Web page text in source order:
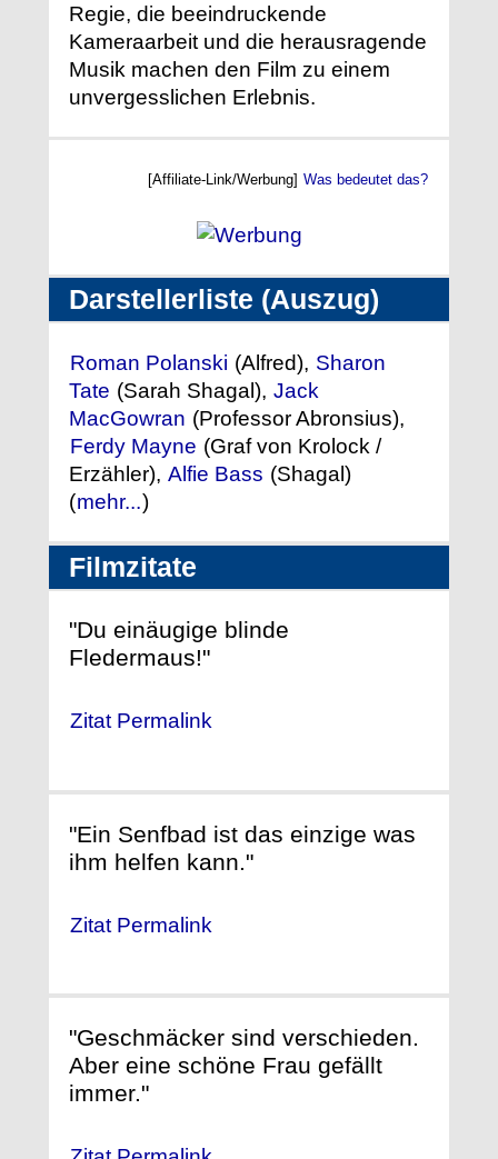
Regie, die beeindruckende
Kameraarbeit und die herausragende
Musik machen den Film zu einem
unvergesslichen Erlebnis.
[Affiliate-Link/Werbung] Was bedeutet das?
Darstellerliste (Auszug)
Roman Polanski (Alfred), Sharon
Tate (Sarah Shagal), Jack
MacGowran (Professor Abronsius),
Ferdy Mayne (Graf von Krolock /
Erzähler), Alfie Bass (Shagal)
(mehr...)
Filmzitate
"Du einäugige blinde
Fledermaus!"
Zitat Permalink
"Ein Senfbad ist das einzige was
ihm helfen kann."
Zitat Permalink
"Geschmäcker sind verschieden.
Aber eine schöne Frau gefällt
immer."